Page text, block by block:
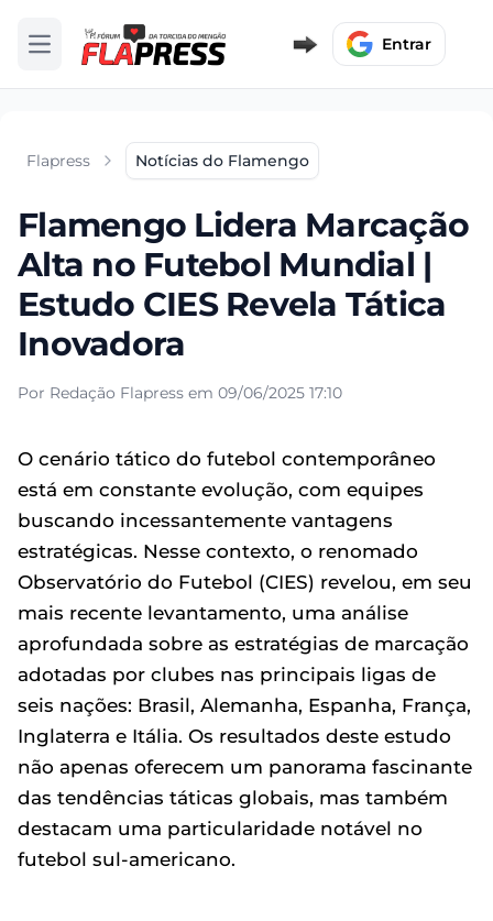
Abrir menu Entrar
Flapress Notícias do Flamengo
Flamengo Lidera Marcação
Alta no Futebol Mundial |
Estudo CIES Revela Tática
Inovadora
Por Redação Flapress em 09/06/2025 17:10
O cenário tático do futebol contemporâneo
está em constante evolução, com equipes
buscando incessantemente vantagens
estratégicas. Nesse contexto, o renomado
Observatório do Futebol (CIES) revelou, em seu
mais recente levantamento, uma análise
aprofundada sobre as estratégias de marcação
adotadas por clubes nas principais ligas de
seis nações: Brasil, Alemanha, Espanha, França,
Inglaterra e Itália. Os resultados deste estudo
não apenas oferecem um panorama fascinante
das tendências táticas globais, mas também
destacam uma particularidade notável no
futebol sul-americano.